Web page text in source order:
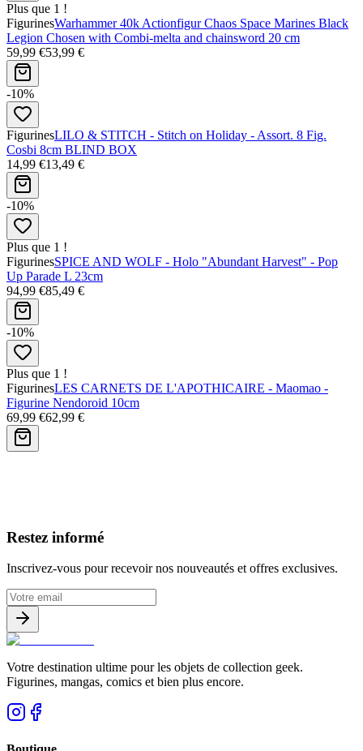
Plus que 1 !
FigurinesWarhammer 40k Actionfigur Chaos Space Marines Black
Legion Chosen with Combi-melta and chainsword 20 cm
59,99 €53,99 €
-10%
FigurinesLILO & STITCH - Stitch on Holiday - Assort. 8 Fig.
Cosbi 8cm BLIND BOX
14,99 €13,49 €
-10%
Plus que 1 !
FigurinesSPICE AND WOLF - Holo "Abundant Harvest" - Pop
Up Parade L 23cm
94,99 €85,49 €
-10%
Plus que 1 !
FigurinesLES CARNETS DE L'APOTHICAIRE - Maomao -
Figurine Nendoroid 10cm
69,99 €62,99 €
Restez informé
Inscrivez-vous pour recevoir nos nouveautés et offres exclusives.
Votre destination ultime pour les objets de collection geek.
Figurines, mangas, comics et bien plus encore.